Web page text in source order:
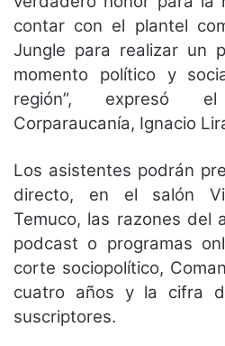
contar con el plantel
Jungle para realizar un
momento político y
región”, expresó
Corparaucanía, Ignacio
Los asistentes podrán
directo, en el salón
Temuco, las razones del
podcast o programas
corte sociopolítico,
cuatro años y la cifra
suscriptores.